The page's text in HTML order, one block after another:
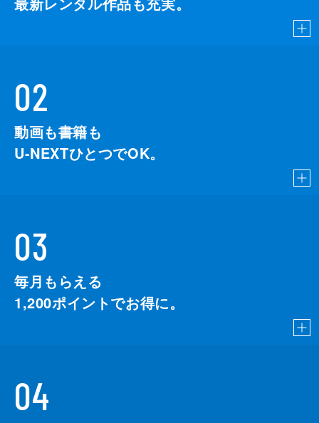
02
動画も書籍も
U-NEXTひとつでOK。
03
毎月もらえる
1,200ポイントでお得に。
04